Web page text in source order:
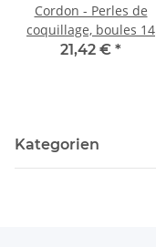
Cordon - Perles de
coquillage, boules 14
mm noir, longueur 40,5
21,42 € *
Kategorien